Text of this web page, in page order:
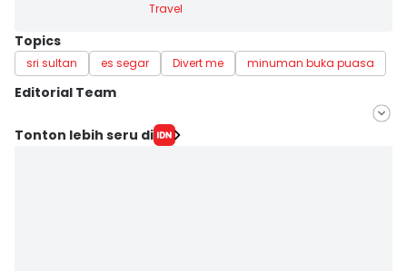
Travel
Topics
sri sultan es segar Divert me minuman buka puasa
Editorial Team
Editor
Tonton lebih seru di